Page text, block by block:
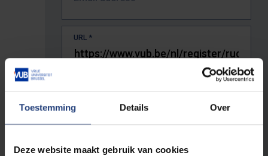
Toestemming Details Over
Deze website maakt gebruik van cookies
URL *
The full URL of the page where you encountered the error.